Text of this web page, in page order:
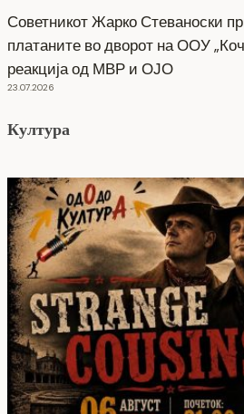
Советникот Жарко Стеваноски
платаните во дворот на ООУ
реакција од МВР и ОЈО
23.07.2026
Култура